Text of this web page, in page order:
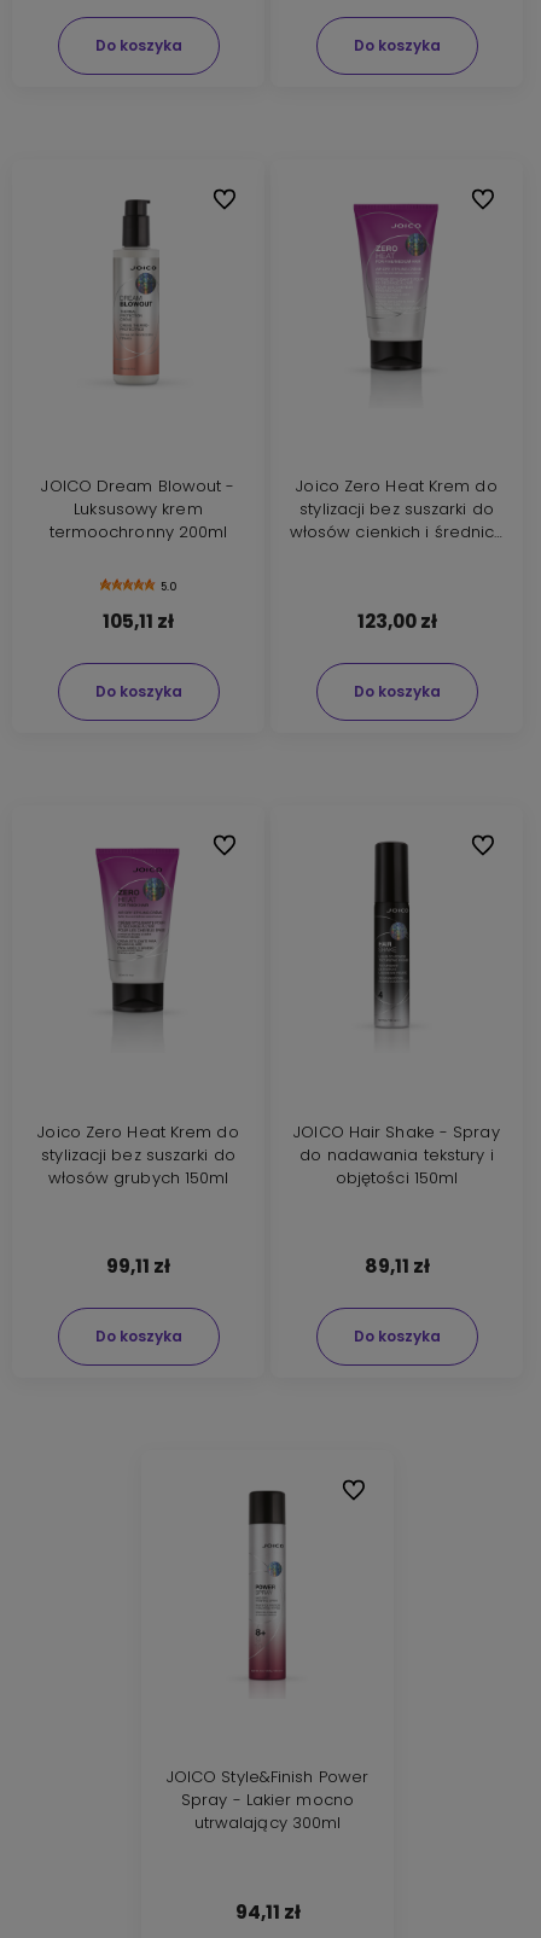
Do koszyka Do koszyka
JOICO Dream Blowout -
Luksusowy krem
termoochronny 200ml
5.0
105,11 zł
Do koszyka
Do ulubionych
Joico Zero Heat Krem do
stylizacji bez suszarki do
włosów cienkich i średnich
123,00 zł
Do koszyka
Do
Joico Zero Heat Krem do
stylizacji bez suszarki do
włosów grubych 150ml
99,11 zł
Do koszyka
Do ulubionych
JOICO Hair Shake - Spray
do nadawania tekstury i
objętości 150ml
89,11 zł
Do koszyka
Do
JOICO Style&Finish Power
Spray - Lakier mocno
utrwalający 300ml
94,11 zł
Do ulubionych